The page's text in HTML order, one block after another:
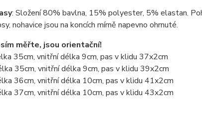
: Složení 80% bavlna, 15% polyester, 5% elastan.
nohavice jsou na koncích mírně napevno ohrnuté.
měřte, jsou orientační!
35cm, vnitřní délka 9cm, pas v klidu 37x2cm
35cm, vnitřní délka 9cm, pas v klidu 39x2cm
36cm, vnitřní délka 10cm, pas v klidu 41x2cm
37cm, vnitřní délka 10cm, pas v klidu 43x2cm